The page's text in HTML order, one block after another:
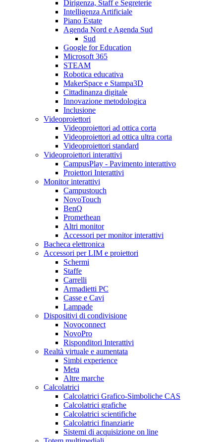
Dirigenza, Staff e Segreterie
Intelligenza Artificiale
Piano Estate
Agenda Nord e Agenda Sud
Sud
Google for Education
Microsoft 365
STEAM
Robotica educativa
MakerSpace e Stampa3D
Cittadinanza digitale
Innovazione metodologica
Inclusione
Videoproiettori
Videoproiettori ad ottica corta
Videoproiettori ad ottica ultra corta
Videoproiettori standard
Videoproiettori interattivi
CampusPlay - Pavimento interattivo
Proiettori Interattivi
Monitor interattivi
Campustouch
NovoTouch
BenQ
Promethean
Altri monitor
Accessori per monitor interattivi
Bacheca elettronica
Accessori per LIM e proiettori
Schermi
Staffe
Carrelli
Armadietti PC
Casse e Cavi
Lampade
Dispositivi di condivisione
Novoconnect
NovoPro
Risponditori Interattivi
Realtà virtuale e aumentata
Simbi experience
Meta
Altre marche
Calcolatrici
Calcolatrici Grafico-Simboliche CAS
Calcolatrici grafiche
Calcolatrici scientifiche
Calcolatrici finanziarie
Sistemi di acquisizione on line